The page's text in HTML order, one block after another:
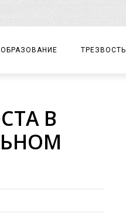
ОБРАЗОВАНИЕ
ЦЕНТР «ВОЗРОЖДЕНИЕ»
ДЕТСКИЙ ТУРИЗМ
ТРЕЗВОСТЬ
В